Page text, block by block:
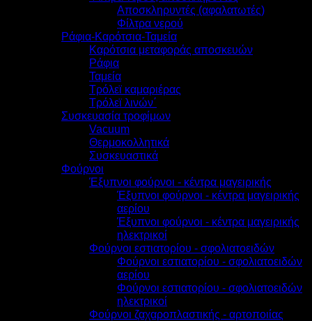
Αποσκληρυντές (αφαλατωτές)
Φίλτρα νερού
Ράφια-Καρότσια-Ταμεία
Καρότσια μεταφοράς αποσκευών
Ράφια
Ταμεία
Τρόλεϊ καμαριέρας
Τρόλεϊ λινών΄
Συσκευασία τροφίμων
Vacuum
Θερμοκολλητικά
Συσκευαστικά
Φούρνοι
Έξυπνοι φούρνοι - κέντρα μαγειρικής
Έξυπνοι φούρνοι - κέντρα μαγειρικής
αερίου
Έξυπνοι φούρνοι - κέντρα μαγειρικής
ηλεκτρικοί
Φούρνοι εστιατορίου - σφολιατοειδών
Φούρνοι εστιατορίου - σφολιατοειδών
αερίου
Φούρνοι εστιατορίου - σφολιατοειδών
ηλεκτρικοί
Φούρνοι ζαχαροπλαστικής - αρτοποιίας